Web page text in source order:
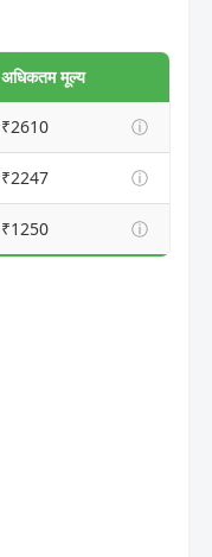
अधिकतम मूल्य
₹2610 ⓘ
₹2247 ⓘ
₹1250 ⓘ